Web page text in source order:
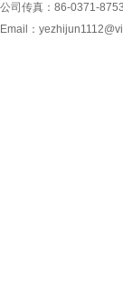
公司传真：86-0371-
Email：